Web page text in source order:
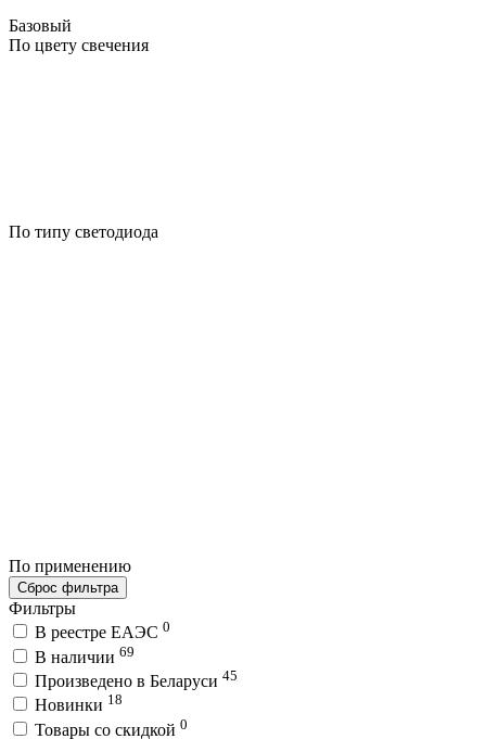
Базовый
По цвету свечения
По типу светодиода
По применению
Сброс фильтра
Фильтры
В реестре ЕАЭС 0
В наличии 69
Произведено в Беларуси 45
Новинки 18
Товары со скидкой 0